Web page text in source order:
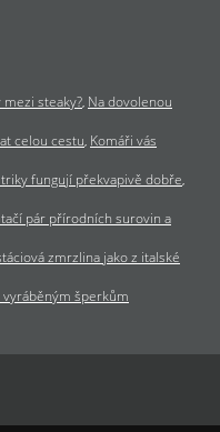
steaky? Na dovolenou
celou cestu Komáři vás
fungují překvapivě dobře
pár přírodních surovin a
zmrzlina jako z italské
šperkům